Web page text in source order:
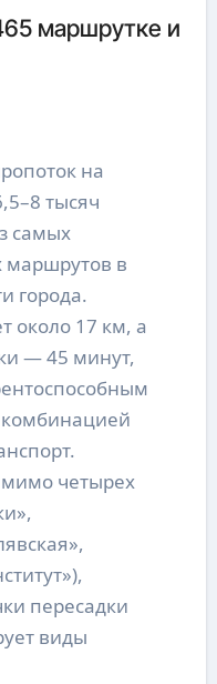
маршрутке и
на
тысяч
самых
маршрутов в
города.
около 17 км, а
— 45 минут,
четырех
пересадки
виды